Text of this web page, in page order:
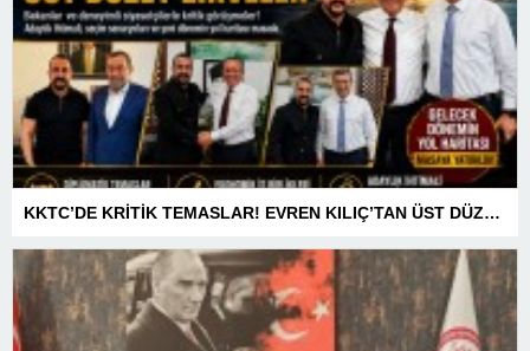
KKTC’DE KRİTİK TEMASLAR! EVREN KILIÇ’TAN ÜST DÜZEY ZİRVELER